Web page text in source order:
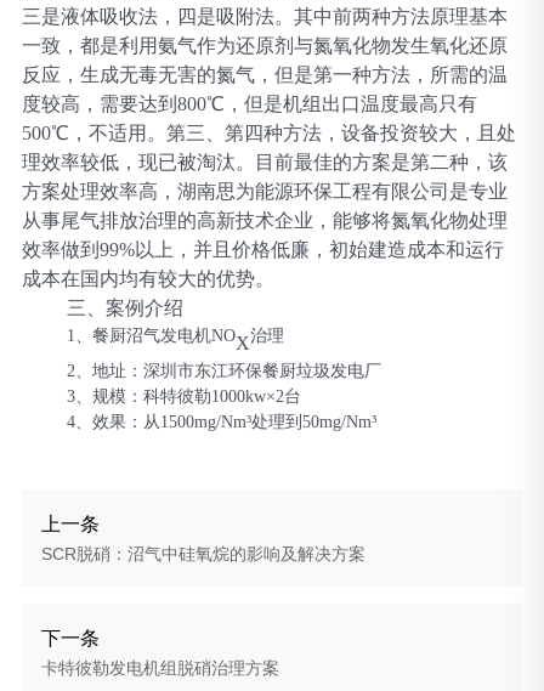
三是液体吸收法，四是吸附法。其中前两种方法原理基本
一致，都是利用氨气作为还原剂与氮氧化物发生氧化还原
反应，生成无毒无害的氮气，但是第一种方法，所需的温
度较高，需要达到800℃，但是机组出口温度最高只有
500℃，不适用。第三、第四种方法，设备投资较大，且处
理效率较低，现已被淘汰。目前最佳的方案是第二种，该
方案处理效率高，湖南思为能源环保工程有限公司是专业
从事尾气排放治理的高新技术企业，能够将氮氧化物处理
效率做到99%以上，并且价格低廉，初始建造成本和运行
成本在国内均有较大的优势。
三、 案例介绍
1、餐厨沼气发电机NOX治理
2、地址：深圳市东江环保餐厨垃圾发电厂
3、规模：科特彼勒1000kw×2台
4、效果：从1500mg/Nm³处理到50mg/Nm³
上一条
SCR脱硝：沼气中硅氧烷的影响及解决方案
下一条
卡特彼勒发电机组脱硝治理方案